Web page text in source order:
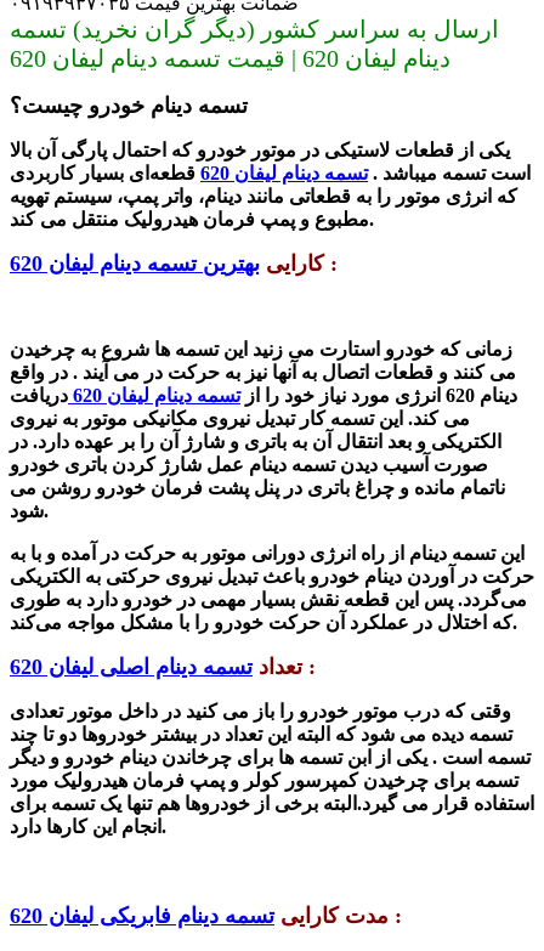
ارسال به سراسر کشور (دیگر گران نخرید) تسمه
دینام لیفان 620 | قیمت تسمه دینام لیفان 620
تسمه دینام خودرو چیست؟
یکی از قطعات لاستیکی در موتور خودرو که احتمال پارگی آن بالا
استتسمه میباشد .تسمه دینام لیفان 620
قطعه‌ای بسیار کاربردی
که انرژی موتور را به قطعاتی مانند دینام، واتر پمپ، سیستم تهویه
مطبوع و پمپ فرمان هیدرولیک منتقل می کند.
کارایی بهترین تسمه دینام لیفان 620 :
زمانی که خودرو استارت می زنید این تسمه ها شروع به چرخیدن
می کنند و قطعات اتصال به آنها نیز به حرکت در می آیند . در واقع
دینام 620 انرژی مورد نیاز خود را ازتسمه دینام لیفان 620
دریافت
می کند. این تسمه کار تبدیل نیروی مکانیکی موتور به نیروی
الکتریکی و بعد انتقال آن به باتری و شارژ آن را بر عهده دارد. در
صورت آسیب دیدنتسمه دینام عمل شارژ کردن باتری خودرو
ناتمام مانده و چراغ باتری در پنل پشت فرمان خودرو روشن می
شود.
این تسمه دینام از راه انرژی دورانی موتور به حرکت در آمده و با به
حرکت در آوردن دینام خودرو باعث تبدیل نیروی حرکتی به الکتریکی
می‌گردد. پس این قطعه نقش بسیار مهمی در خودرو دارد به طوری
که اختلال در عملکرد آن حرکت خودرو را با مشکل مواجه می‌کند.
تعدادتسمه دینام اصلی لیفان 620 :
وقتی که درب موتور خودرو را باز می کنید در داخل موتور تعدادی
تسمه دیده می شود که البته این تعداد در بیشتر خودروها دو تا چند
تسمه است . یکی از ابن تسمه ها برای چرخاندن دینام خودرو و دیگر
تسمه برای چرخیدن کمپرسور کولر و پمپ فرمان هیدرولیک مورد
استفاده قرار می گیرد.البته برخی از خودروها هم تنها یک تسمه برای
انجام این کارها دارد.
مدت کاراییتسمه دینام فابریکی لیفان 620 :